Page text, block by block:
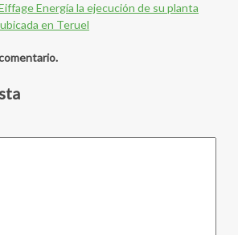
Energía la ejecución de su planta
en Teruel